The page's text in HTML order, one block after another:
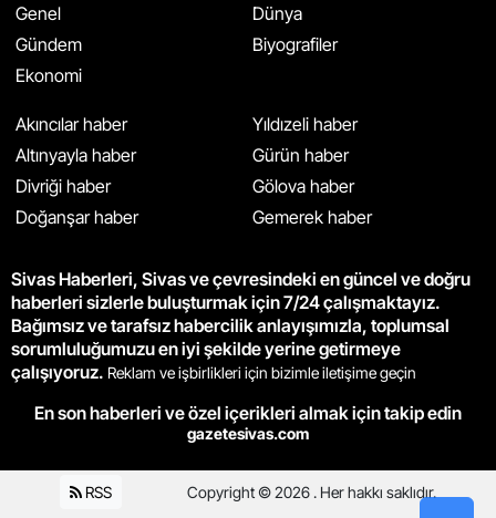
Genel
Gündem
Ekonomi
Dünya
Biyografiler
Akıncılar haber
Altınyayla haber
Divriği haber
Doğanşar haber
Yıldızeli haber
Gürün haber
Gölova haber
Gemerek haber
Sivas Haberleri, Sivas ve çevresindeki en güncel ve doğru
haberleri sizlerle buluşturmak için 7/24 çalışmaktayız.
Bağımsız ve tarafsız habercilik anlayışımızla, toplumsal
sorumluluğumuzu en iyi şekilde yerine getirmeye
çalışıyoruz. Reklam ve işbirlikleri için bizimle iletişime geçin
En son haberleri ve özel içerikleri almak için takip edin
gazetesivas.com
RSS Copyright © 2026 . Her hakkı saklıdır.